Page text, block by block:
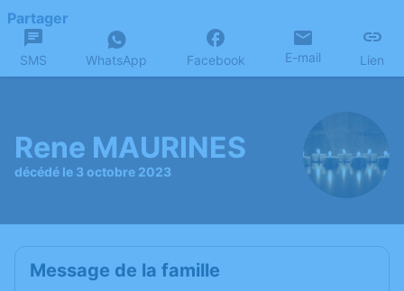
Partager
SMS WhatsApp Facebook E-mail Lien
Rene MAURINES
décédé le 3 octobre 2023
Message de la famille